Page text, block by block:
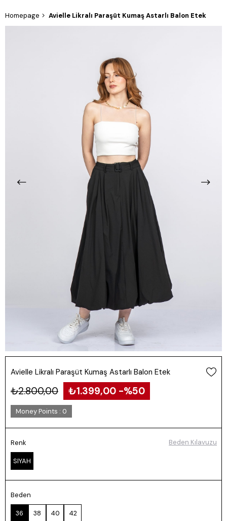
Homepage Avielle Likralı Paraşüt Kumaş Astarlı Balon Etek
Avielle Likralı Paraşüt Kumaş Astarlı Balon Etek
₺2.800,00 ₺1.399,00 50
Money Points : 0
Renk
SIYAH
Beden
36 38 40 42
Beden Kılavuzu